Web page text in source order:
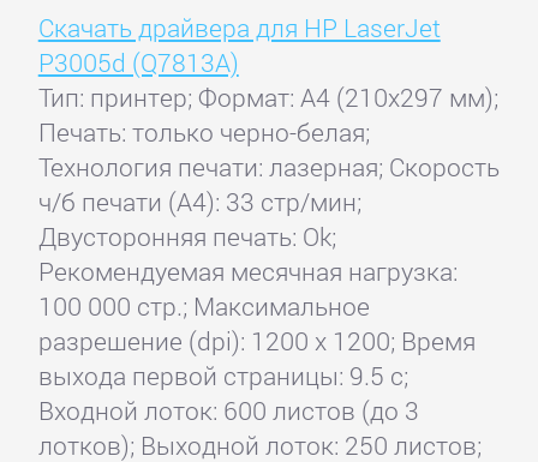
Скачать драйвера для HP LaserJet
P3005d (Q7813A)
Тип: принтер; Формат: A4 (210x297 мм);
Печать: только черно-белая;
Технология печати: лазерная; Скорость
ч/б печати (А4): 33 стр/мин;
Двусторонняя печать: Ok;
Рекомендуемая месячная нагрузка:
100 000 стр.; Максимальное
разрешение (dpi): 1200 x 1200; Время
выхода первой страницы: 9.5 с;
Входной лоток: 600 листов (до 3
лотков); Выходной лоток: 250 листов;